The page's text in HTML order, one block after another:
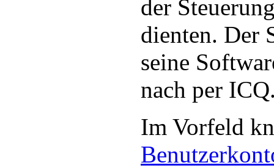
der
dienten. Der
seine
nach per
Im Vorfeld